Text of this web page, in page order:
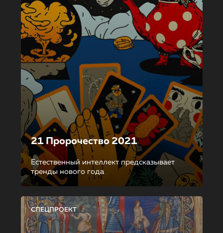
21 Пророчество 2021
Естественный интеллект предсказывает
тренды нового года
СПЕЦПРОЕКТ